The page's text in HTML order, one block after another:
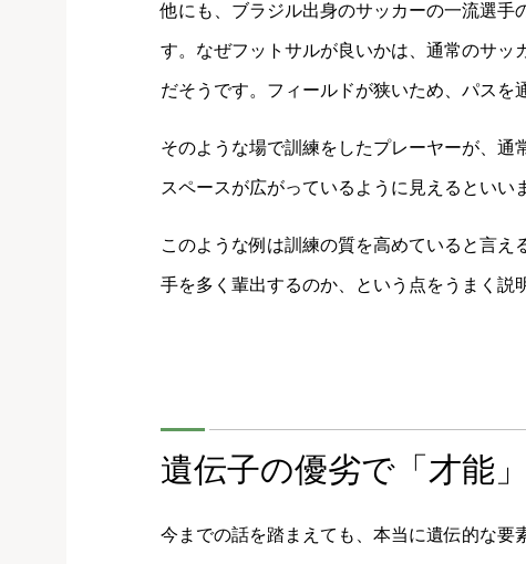
他にも、ブラジル出身のサッカーの一流選手
す。なぜフットサルが良いかは、通常のサッ
だそうです。フィールドが狭いため、パスを
そのような場で訓練をしたプレーヤーが、
スペースが広がっているように見えるといい
このような例は訓練の質を高めていると言
手を多く輩出するのか、という点をうまく説
遺伝子の優劣で「才能
今までの話を踏まえても、本当に遺伝的な